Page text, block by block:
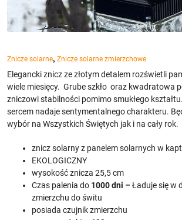
Znicze solarne, Znicze solarne zmierzchowe
Elegancki znicz ze złotym detalem rozświetli
wiele miesięcy. Grube szkło oraz kwadratowa
zniczowi stabilności pomimo smukłego
sercem nadaje sentymentalnego charakteru.
wybór na Wszystkich Świętych jak i na cały rok.
znicz solarny z panelem solarnych w
EKOLOGICZNY
wysokość znicza 25,5 cm
Czas palenia do 1000 dni –Ładuje się w
zmierzchu do świtu
posiada czujnik zmierzchu